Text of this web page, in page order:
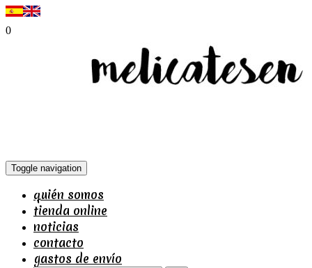
0
Toggle navigation
quién somos
tienda online
noticias
contacto
gastos de envío